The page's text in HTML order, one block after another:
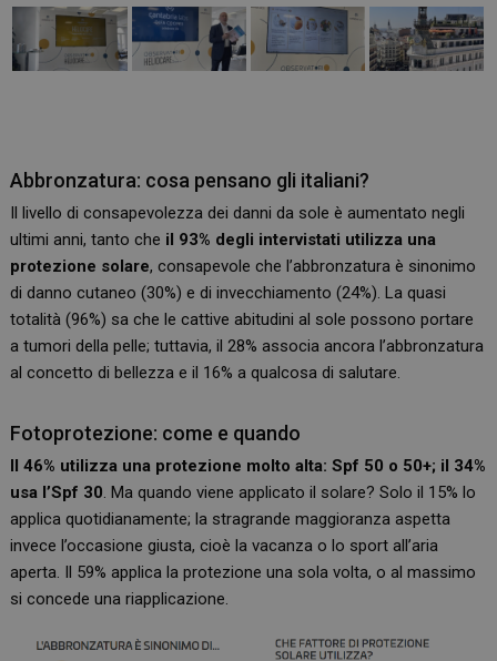
Abbronzatura: cosa pensano gli italiani?
Il livello di consapevolezza dei danni da sole è aumentato negli
ultimi anni, tanto che il 93% degli intervistati utilizza una
protezione solare, consapevole che l’abbronzatura è sinonimo
di danno cutaneo (30%) e di invecchiamento (24%). La quasi
totalità (96%) sa che le cattive abitudini al sole possono portare
a tumori della pelle; tuttavia, il 28% associa ancora l’abbronzatura
al concetto di bellezza e il 16% a qualcosa di salutare.
Fotoprotezione: come e quando
Il 46% utilizza una protezione molto alta: Spf 50 o 50+; il 34%
usa l’Spf 30. Ma quando viene applicato il solare? Solo il 15% lo
applica quotidianamente; la stragrande maggioranza aspetta
invece l’occasione giusta, cioè la vacanza o lo sport all’aria
aperta. Il 59% applica la protezione una sola volta, o al massimo
si concede una riapplicazione.